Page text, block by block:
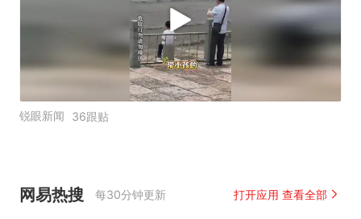
锐眼新闻 36跟贴
网易热搜 每30分钟更新 打开应用 查看全部